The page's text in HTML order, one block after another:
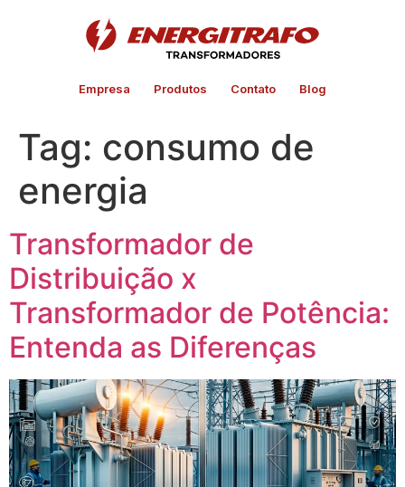
Empresa Produtos Contato Blog
Tag: consumo de
energia
Transformador de
Distribuição x
Transformador de Potência:
Entenda as Diferenças